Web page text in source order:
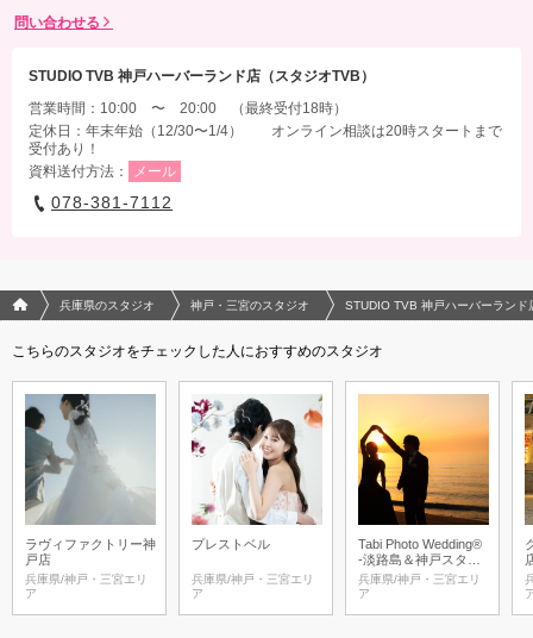
問い合わせる
STUDIO TVB 神戸ハーバーランド店（スタジオTVB）
営業時間：10:00 〜 20:00 （最終受付18時）
定休日：年末年始（12/30〜1/4） オンライン相談は20時スタートまで
受付あり！
資料送付方法：
メール
078-381-7112
フォトウエディング/結婚写真のPhotorait ホーム
兵庫県のスタジオ 神戸・三宮のスタジオ STUDIO TVB 神戸ハーバーランド
こちらのスタジオをチェックした人におすすめのスタジオ
ラヴィファクトリー神
戸店
兵庫県/神戸・三宮エリ
ア
プレストベル
兵庫県/神戸・三宮エリ
ア
Tabi Photo Wedding®︎
-淡路島＆神戸スタジ
オ-
兵庫県/神戸・三宮エリ
ア